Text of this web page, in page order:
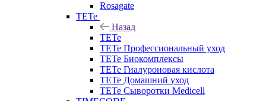
Rosagate
TETe
Назад
TETe
TETe Профессиональный уход
TETe Биокомплексы
TETe Гиалуроновая кислота
TETe Домашний уход
TETe Сыворотки Medicell